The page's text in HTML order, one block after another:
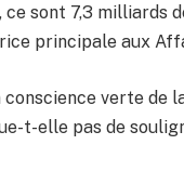
ce sont 7,3 milliards
principale aux
conscience verte de
t-elle pas de